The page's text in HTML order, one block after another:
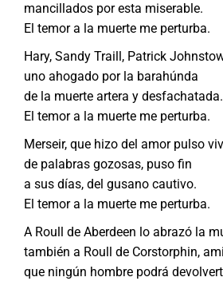
mancillados por esta miserable.
El temor a la muerte me perturba.
Hary, Sandy Traill, Patrick
uno ahogado por la barahúnda
de la muerte artera y desfachatada.
El temor a la muerte me perturba.
Merseir, que hizo del amor pulso
de palabras gozosas, puso fin
a sus días, del gusano cautivo.
El temor a la muerte me perturba.
A Roull de Aberdeen lo abrazó la
también a Roull de Corstorphin,
que ningún hombre podrá